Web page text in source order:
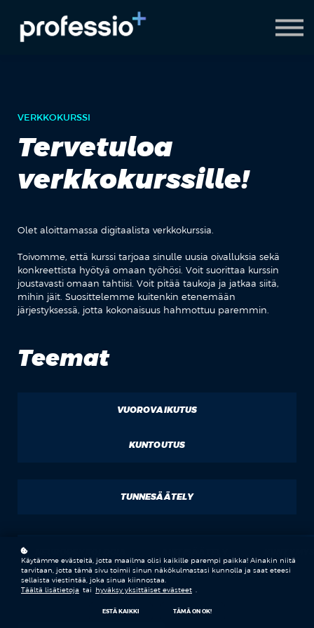
AI Coach
Pyydä demo
VERKKOKURSSI
Tervetuloa
verkkokurssille!
Olet aloittamassa digitaalista verkkokurssia.
Toivomme, että kurssi tarjoaa sinulle uusia oivalluksia sekä
konkreettista hyötyä omaan työhösi. Voit suorittaa kurssin
joustavasti omaan tahtiisi. Voit pitää taukoja ja jatkaa siitä,
mihin jäit. Suosittelemme kuitenkin etenemään
järjestyksessä, jotta kokonaisuus hahmottuu paremmin.
Teemat
VUOROVAIKUTUS
KUNTOUTUS
TUNNESÄÄTELY
Käytämme evästeitä, jotta maailma olisi kaikille parempi paikka! Ainakin niitä
tarvitaan, jotta tämä sivu toimii sinun näkökulmastasi kunnolla ja saat eteesi
sellaista viestintää, joka sinua kiinnostaa.
Täältä lisätietoja tai hyväksy yksittäiset evästeet
ESTÄ KAIKKI TÄMÄ ON OK!